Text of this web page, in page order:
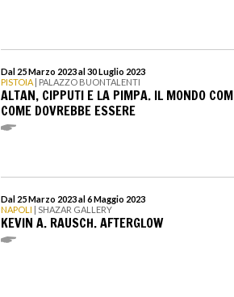
Dal 25 Marzo 2023 al 30 Luglio 2023
PISTOIA | PALAZZO BUONTALENTI
ALTAN, CIPPUTI E LA PIMPA. IL MONDO
COME DOVREBBE ESSERE
Dal 25 Marzo 2023 al 6 Maggio 2023
NAPOLI | SHAZAR GALLERY
KEVIN A. RAUSCH. AFTERGLOW